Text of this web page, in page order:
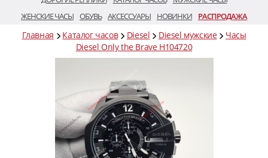
ЖЕНСКИЕ ЧАСЫ ОБУВЬ АКСЕССУАРЫ НОВИНКИ РАСПРОДАЖА
Главная Каталог часов Diesel Diesel мужские
Часы
Diesel Only the Brave H104720